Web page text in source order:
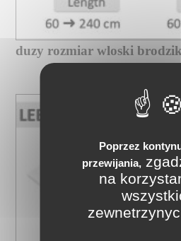
duzy rozmiar wloski
Poprzez
przewijania,
na